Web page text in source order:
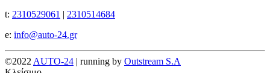
t: 2310529061 | 2310514684
e: info@auto-24.gr
©2022 AUTO-24 | running by Outstream S.A